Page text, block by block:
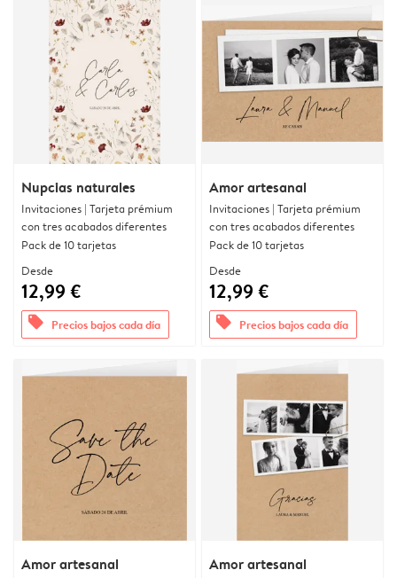
Nupcias naturales
Invitaciones | Tarjeta prémium
con tres acabados diferentes
Pack de 10 tarjetas
Desde
12,99 €
offers Precios bajos cada día
Amor artesanal
Invitaciones | Tarjeta prémium
con tres acabados diferentes
Pack de 10 tarjetas
Desde
12,99 €
offers Precios bajos cada día
Amor artesanal Amor artesanal